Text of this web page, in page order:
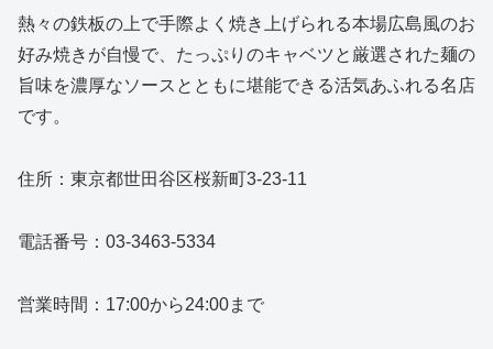
熱々の鉄板の上で手際よく焼き上げられる本場広島風のお
好み焼きが自慢で、たっぷりのキャベツと厳選された麺の
旨味を濃厚なソースとともに堪能できる活気あふれる名店
です。
住所：東京都世田谷区桜新町3-23-11
電話番号：03-3463-5334
営業時間：17:00から24:00まで